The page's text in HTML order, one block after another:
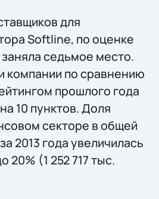
для
Softline, по оценке
седьмое место.
компании по сравнению
прошлого года
10 пунктов. Доля
секторе в общей
2013 года увеличилась
20% (1 252 717 тыс.